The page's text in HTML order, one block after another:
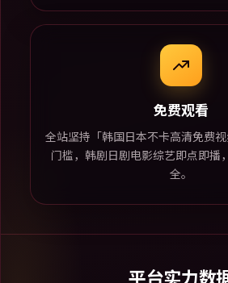
免费观看
全站坚持「韩国日本不卡高清免费
门槛，韩剧日剧电影综艺即点即播
全。
平台实力数